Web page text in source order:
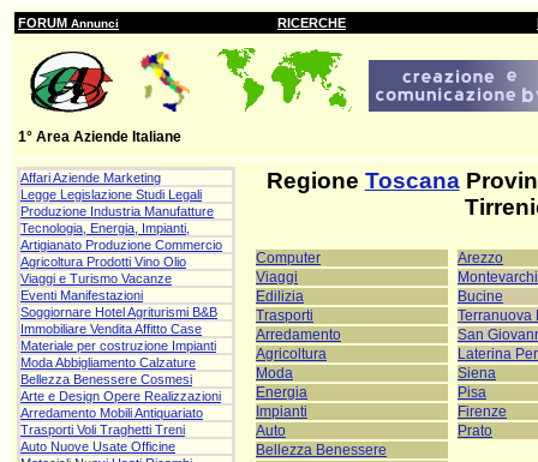
FORUM Annunci RICERCHE
1° Area Aziende Italiane
Affari Aziende Marketing
Legge Legislazione Studi Legali
Produzione Industria Manufatture
Tecnologia, Energia, Impianti,
Artigianato Produzione Commercio
Agricoltura Prodotti Vino Olio
Viaggi e Turismo Vacanze
Eventi Manifestazioni
Soggiornare Hotel Agriturismi B&B
Immobiliare Vendita Affitto Case
Materiale per costruzione Impianti
Moda Abbigliamento Calzature
Bellezza Benessere Cosmesi
Arte e Design Opere Realizzazioni
Arredamento Mobili Antiquariato
Trasporti Voli Traghetti Treni
Auto Nuove Usate Officine
Regione Toscana
Computer
Viaggi
Edilizia
Trasporti
Arredamento
Agricoltura
Moda
Energia
Impianti
Auto
Bellezza Benessere
Arezzo
Montevarchi
Bucine
Terranuova
San
Laterina
Siena
Pisa
Firenze
Prato